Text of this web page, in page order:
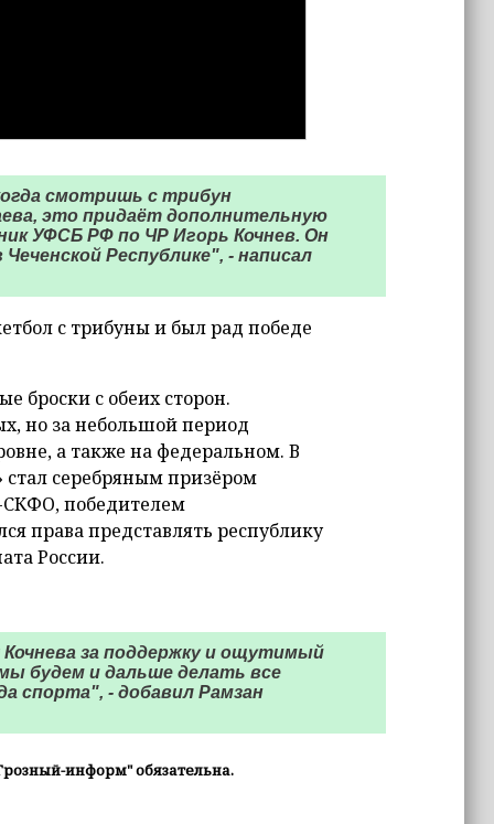
смотришь с трибун
это придаёт дополнительную
УФСБ РФ по ЧР Игорь Кочнев. Он
Республике", - написал
с трибуны и был рад победе
броски с обеих сторон.
но за небольшой период
а также на федеральном. В
серебряным призёром
победителем
права представлять республику
России.
за поддержку и ощутимый
будем и дальше делать все
спорта", - добавил Рамзан
информ" обязательна.